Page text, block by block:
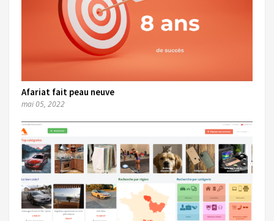
Afariat fait peau neuve
mai 05, 2022